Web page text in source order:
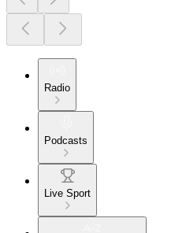
Radio
Podcasts
Live Sport